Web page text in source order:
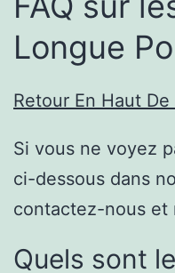
Longue
Retour En Haut De
Si vous ne voyez
ci-dessous dans
contactez-nous et
Quels sont